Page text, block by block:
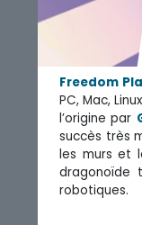
Freedom
PC, Mac,
l’origine par
succès très
les murs et
dragonoïde
robotiques.